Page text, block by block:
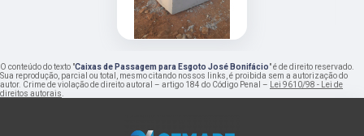
O conteúdo do texto "Caixas de Passagem para Esgoto José Bonifácio" é de direito reservado.
Sua reprodução, parcial ou total, mesmo citando nossos links, é proibida sem a autorização do
autor. Crime de violação de direito autoral – artigo 184 do Código Penal –
Lei 9610/98 - Lei de
direitos autorais